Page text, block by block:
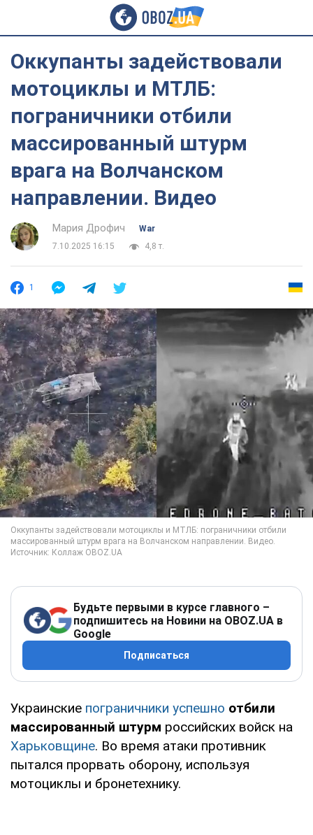
Оккупанты задействовали
мотоциклы и МТЛБ:
пограничники отбили
массированный штурм
врага на Волчанском
направлении. Видео
Мария Дрофич
War
7.10.2025 16:15
4,8 т.
1
Будьте первыми в курсе главного –
подпишитесь на Новини на OBOZ.UA в
Google
Подписаться
Украинские пограничники успешно отбили
массированный штурм российских войск на
Харьковщине. Во время атаки противник
пытался прорвать оборону, используя
мотоциклы и бронетехнику.